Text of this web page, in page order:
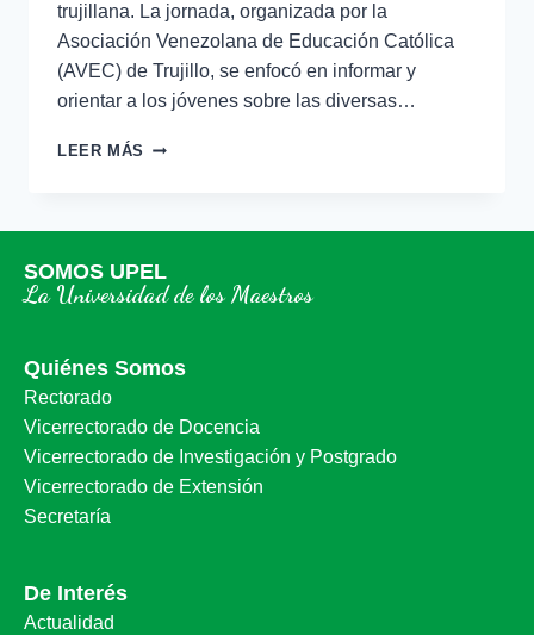
trujillana. La jornada, organizada por la
Asociación Venezolana de Educación Católica
(AVEC) de Trujillo, se enfocó en informar y
orientar a los jóvenes sobre las diversas…
LEER MÁS
SOMOS UPEL
La Universidad de los Maestros
Quiénes Somos
Rectorado
Vicerrectorado de Docencia
Vicerrectorado de Investigación y Postgrado
Vicerrectorado de Extensión
Secretaría
De Interés
Actualidad